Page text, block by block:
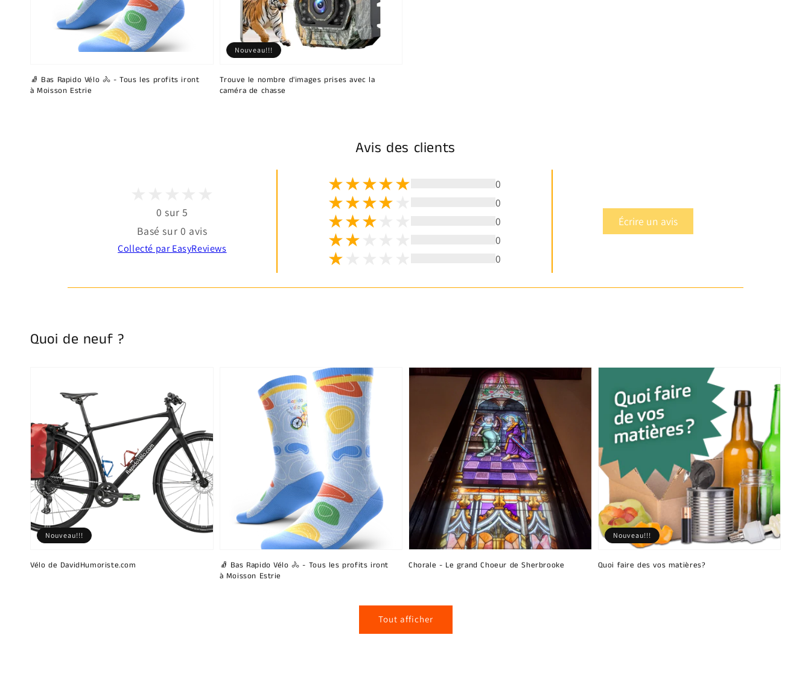
🧦 Bas Rapido Vélo 🚴 - Tous les profits iront
à Moisson Estrie
Trouve le nombre d'images prises avec la
caméra de chasse
Nouveau!!!
Avis des clients
0 sur 5
Basé sur 0 avis
Collecté par EasyReviews
0
0
0
0
0
Écrire un avis
Quoi de neuf ?
Vélo de DavidHumoriste.com
Nouveau!!!
🧦 Bas Rapido Vélo 🚴 - Tous les profits iront
à Moisson Estrie
Chorale - Le grand Choeur de Sherbrooke Quoi faire des vos matières?
Nouveau!!!
Tout afficher